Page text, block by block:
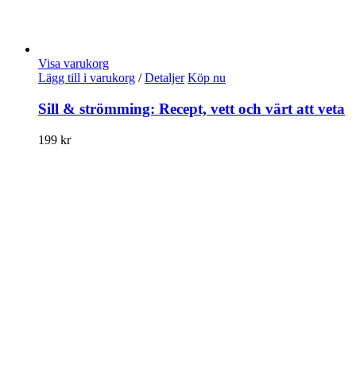
Visa varukorg
Lägg till i varukorg / Detaljer Köp nu
Sill & strömming: Recept, vett och värt att veta
199 kr